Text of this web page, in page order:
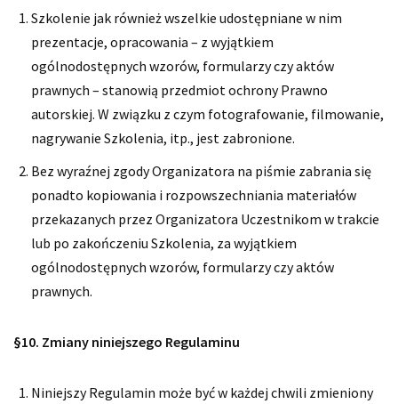
Szkolenie jak również wszelkie udostępniane w nim
prezentacje, opracowania – z wyjątkiem
ogólnodostępnych wzorów, formularzy czy aktów
prawnych – stanowią przedmiot ochrony Prawno
autorskiej. W związku z czym fotografowanie, filmowanie,
nagrywanie Szkolenia, itp., jest zabronione.
Bez wyraźnej zgody Organizatora na piśmie zabrania się
ponadto kopiowania i rozpowszechniania materiałów
przekazanych przez Organizatora Uczestnikom w trakcie
lub po zakończeniu Szkolenia, za wyjątkiem
ogólnodostępnych wzorów, formularzy czy aktów
prawnych.
§10. Zmiany niniejszego Regulaminu
Niniejszy Regulamin może być w każdej chwili zmieniony